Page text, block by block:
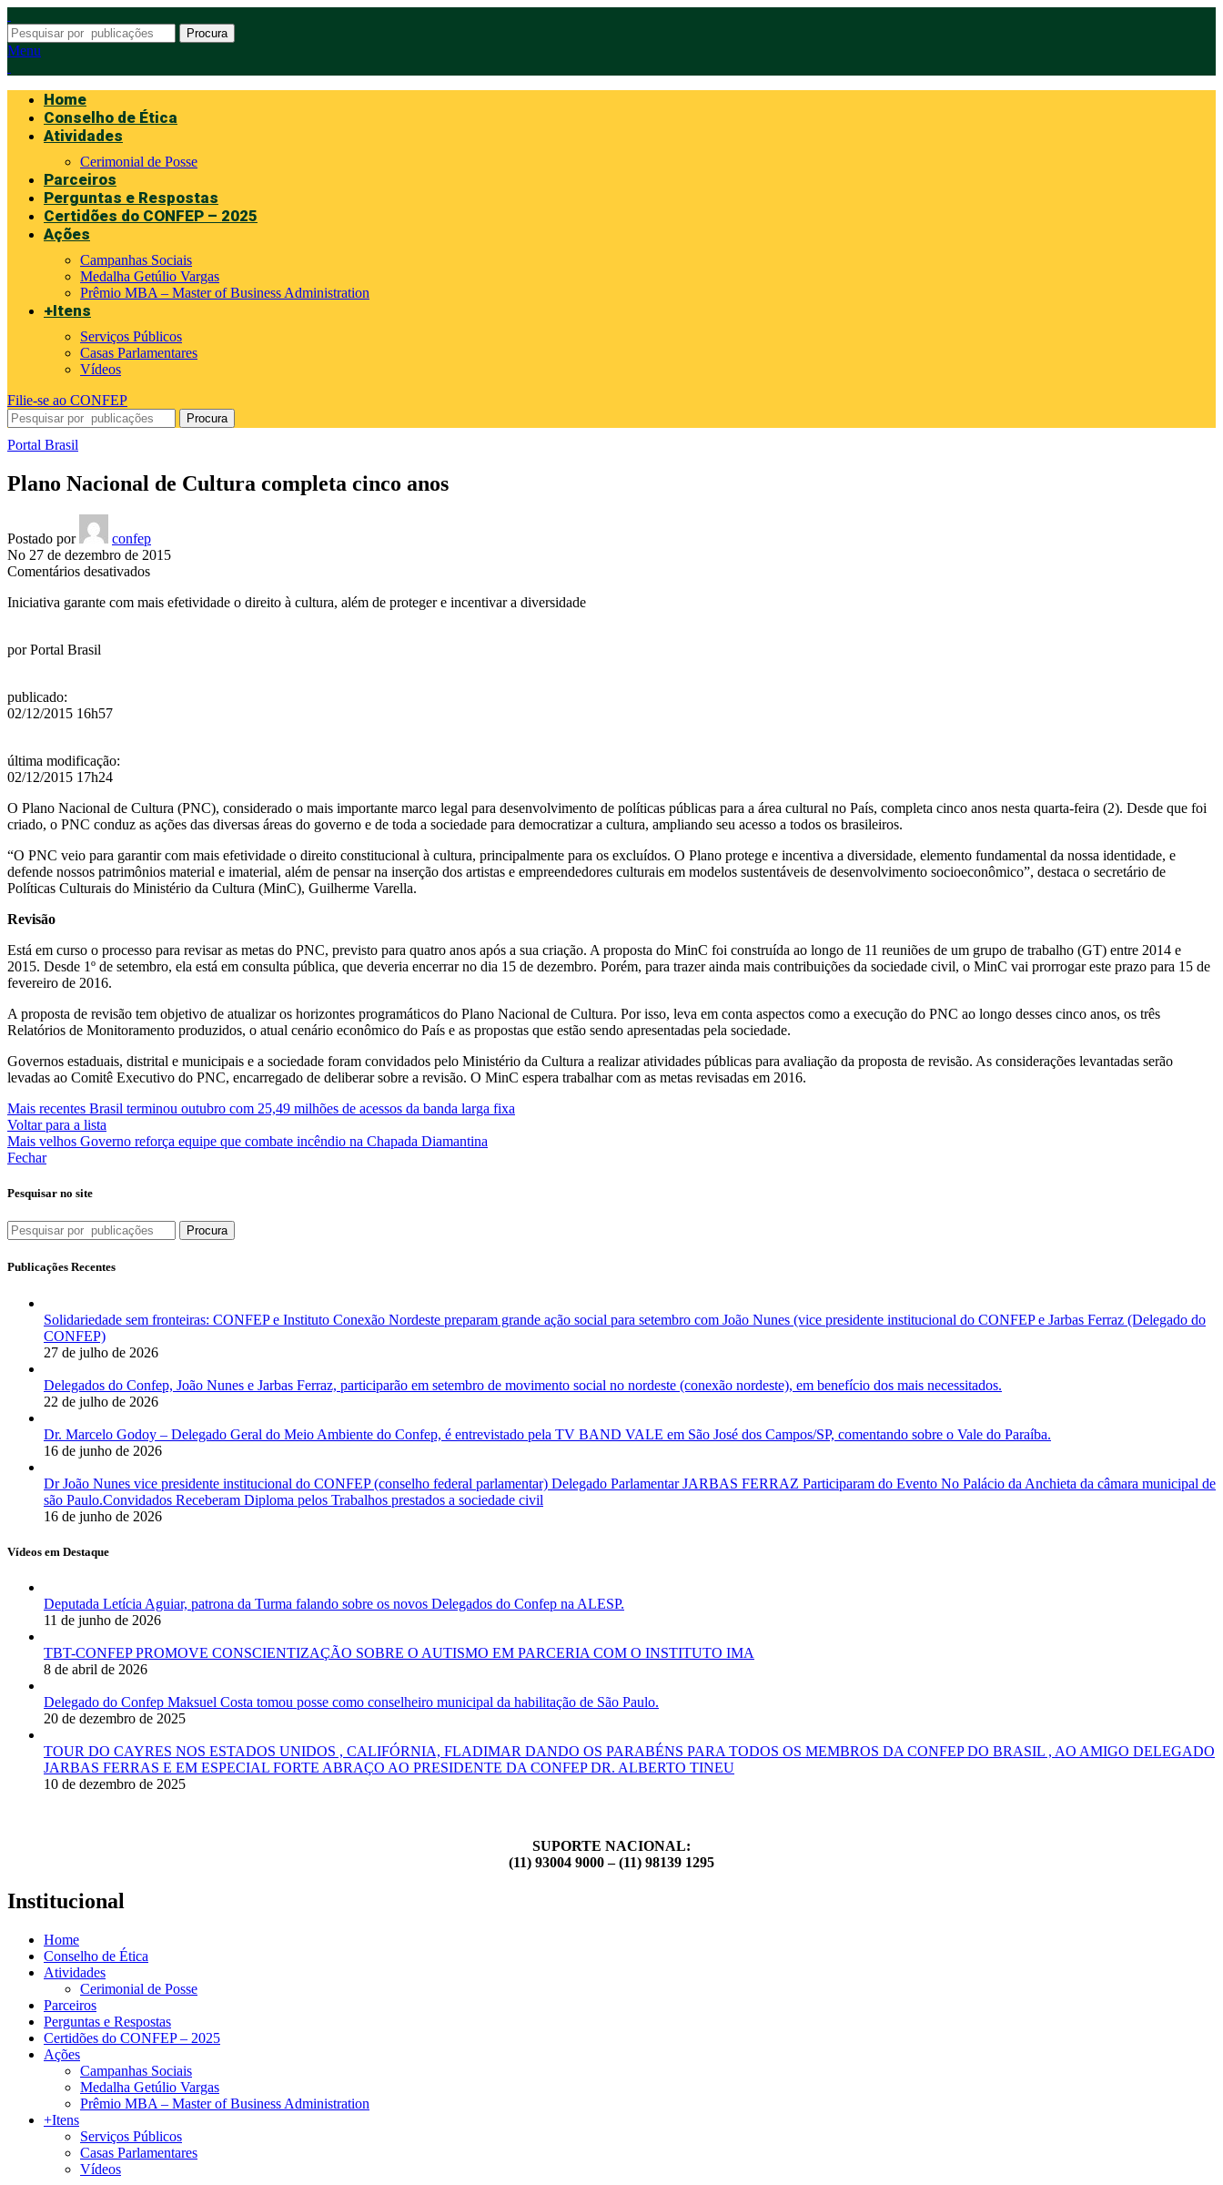
Procura
Menu
Home
Conselho de Ética
Atividades
Cerimonial de Posse
Parceiros
Perguntas e Respostas
Certidões do CONFEP – 2025
Ações
Campanhas Sociais
Medalha Getúlio Vargas
Prêmio MBA – Master of Business Administration
+Itens
Serviços Públicos
Casas Parlamentares
Vídeos
Filie-se ao CONFEP
Procura
Portal Brasil
Plano Nacional de Cultura completa cinco anos
Postado por
confep
No 27 de dezembro de 2015
Comentários desativadosem
Nacional
Iniciativa garante com mais efetividade o direito à cultura, além de proteger e incentivar a diversidade
porPortal Brasil
publicado:
02/12/2015 16h57
última modificação:
02/12/2015 17h24
O Plano Nacional de Cultura (PNC), considerado o mais importante marco legal para desenvolvimento de políticas públicas para a área cultural no País, completa cinco anos nesta quarta-feira (2). Desde que foi
criado, o PNC conduz as ações das diversas áreas do governo e de toda a sociedade para democratizar a cultura, ampliando seu acesso a todos os brasileiros.
“O PNC veio para garantir com mais efetividade o direito constitucional à cultura, principalmente para os excluídos. O Plano protege e incentiva a diversidade, elemento fundamental da nossa identidade, e
defende nossos patrimônios material e imaterial, além de pensar na inserção dos artistas e empreendedores culturais em modelos sustentáveis de desenvolvimento socioeconômico”, destaca o secretário de
Políticas Culturais do Ministério da Cultura (MinC), Guilherme Varella.
Revisão
Está em curso o processo para revisar as metas do PNC, previsto para quatro anos após a sua criação. A proposta do MinC foi construída ao longo de 11 reuniões de um grupo de trabalho (GT) entre 2014 e
2015. Desde 1º de setembro, ela está em consulta pública, que deveria encerrar no dia 15 de dezembro. Porém, para trazer ainda mais contribuições da sociedade civil, o MinC vai prorrogar este prazo para 15 de
fevereiro de 2016.
A proposta de revisão tem objetivo de atualizar os horizontes programáticos do Plano Nacional de Cultura. Por isso, leva em conta aspectos como a execução do PNC ao longo desses cinco anos, os três
Relatórios de Monitoramento produzidos, o atual cenário econômico do País e as propostas que estão sendo apresentadas pela sociedade.
Governos estaduais, distrital e municipais e a sociedade foram convidados pelo Ministério da Cultura a realizar atividades públicas para avaliação da proposta de revisão. As considerações levantadas serão
levadas ao Comitê Executivo do PNC, encarregado de deliberar sobre a revisão. O MinC espera trabalhar com as metas revisadas em 2016.
Mais recentes Brasil terminou outubro com 25,49 milhões de acessos da banda larga fixa
Voltar para a lista
Mais velhos Governo reforça equipe que combate incêndio na Chapada Diamantina
Fechar
Pesquisar no site
Procura
Publicações Recentes
Solidariedade sem fronteiras: CONFEP e Instituto Conexão Nordeste preparam grande ação social para setembro com João Nunes (vice presidente institucional do CONFEP e Jarbas Ferraz (Delegado do
CONFEP)
27 de julho de 2026
Delegados do Confep, João Nunes e Jarbas Ferraz, participarão em setembro de movimento social no nordeste (conexão nordeste), em benefício dos mais necessitados.
22 de julho de 2026
Dr. Marcelo Godoy – Delegado Geral do Meio Ambiente do Confep, é entrevistado pela TV BAND VALE em São José dos Campos/SP, comentando sobre o Vale do Paraíba.
16 de junho de 2026
Dr João Nunes vice presidente institucional do CONFEP (conselho federal parlamentar) Delegado Parlamentar JARBAS FERRAZ Participaram do Evento No Palácio da Anchieta da câmara municipal de
são Paulo.Convidados Receberam Diploma pelos Trabalhos prestados a sociedade civil
16 de junho de 2026
Vídeos em Destaque
Deputada Letícia Aguiar, patrona da Turma falando sobre os novos Delegados do Confep na ALESP.
11 de junho de 2026
TBT-CONFEP PROMOVE CONSCIENTIZAÇÃO SOBRE O AUTISMO EM PARCERIA COM O INSTITUTO IMA
8 de abril de 2026
Delegado do Confep Maksuel Costa tomou posse como conselheiro municipal da habilitação de São Paulo.
20 de dezembro de 2025
TOUR DO CAYRES NOS ESTADOS UNIDOS , CALIFÓRNIA, FLADIMAR DANDO OS PARABÉNS PARA TODOS OS MEMBROS DA CONFEP DO BRASIL , AO AMIGO DELEGADO
JARBAS FERRAS E EM ESPECIAL FORTE ABRAÇO AO PRESIDENTE DA CONFEP DR. ALBERTO TINEU
10 de dezembro de 2025
SUPORTE NACIONAL:
(11) 93004 9000 – (11) 98139 1295
Institucional
Home
Conselho de Ética
Atividades
Cerimonial de Posse
Parceiros
Perguntas e Respostas
Certidões do CONFEP – 2025
Ações
Campanhas Sociais
Medalha Getúlio Vargas
Prêmio MBA – Master of Business Administration
+Itens
Serviços Públicos
Casas Parlamentares
Vídeos